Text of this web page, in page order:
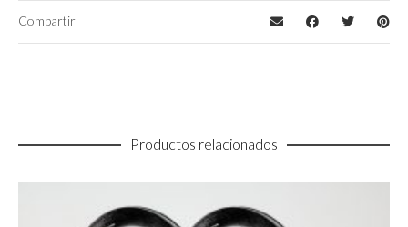
Compartir
Productos relacionados